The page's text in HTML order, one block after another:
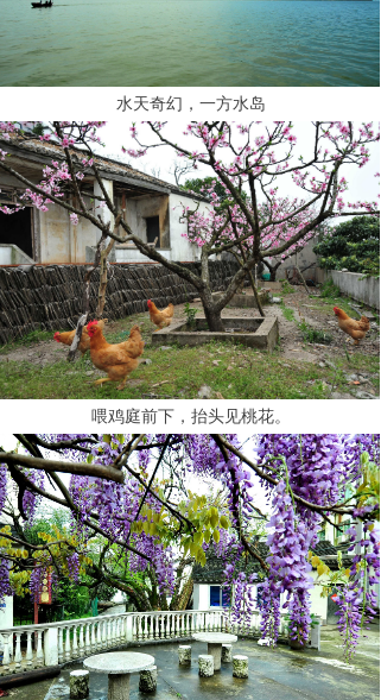
水天奇幻，一方水岛
喂鸡庭前下，抬头见桃花。